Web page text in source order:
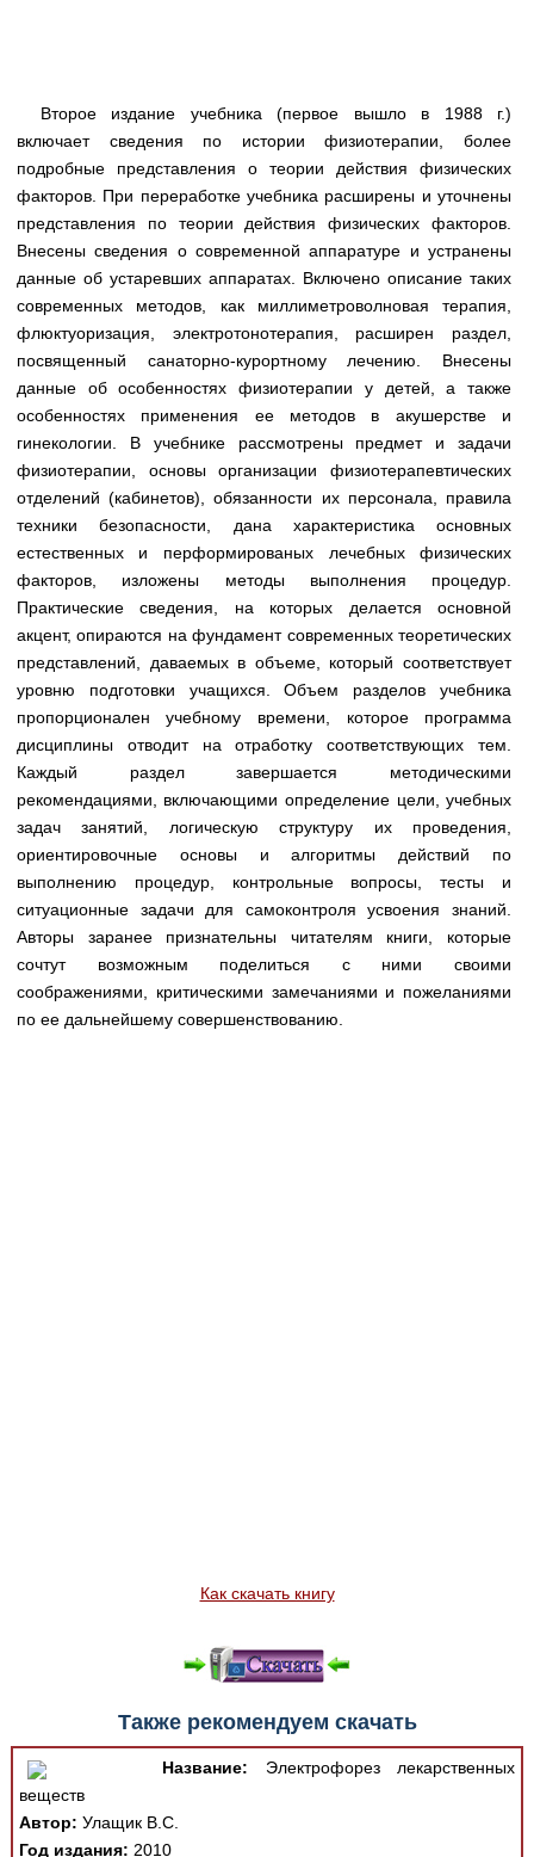
Второе издание учебника (первое вышло в 1988 г.)
включает сведения по истории физиотерапии, более
подробные представления о теории действия физических
факторов. При переработке учебника расширены и уточнены
представления по теории действия физических факторов.
Внесены сведения о современной аппаратуре и устранены
данные об устаревших аппаратах. Включено описание таких
современных методов, как миллиметроволновая терапия,
флюктуоризация, электротонотерапия, расширен раздел,
посвященный санаторно-курортному лечению. Внесены
данные об особенностях физиотерапии у детей, а также
особенностях применения ее методов в акушерстве и
гинекологии. В учебнике рассмотрены предмет и задачи
физиотерапии, основы организации физиотерапевтических
отделений (кабинетов), обязанности их персонала, правила
техники безопасности, дана характеристика основных
естественных и перформированых лечебных физических
факторов, изложены методы выполнения процедур.
Практические сведения, на которых делается основной
акцент, опираются на фундамент современных теоретических
представлений, даваемых в объеме, который соответствует
уровню подготовки учащихся. Объем разделов учебника
пропорционален учебному времени, которое программа
дисциплины отводит на отработку соответствующих тем.
Каждый раздел завершается методическими
рекомендациями, включающими определение цели, учебных
задач занятий, логическую структуру их проведения,
ориентировочные основы и алгоритмы действий по
выполнению процедур, контрольные вопросы, тесты и
ситуационные задачи для самоконтроля усвоения знаний.
Авторы заранее признательны читателям книги, которые
сочтут возможным поделиться с ними своими
соображениями, критическими замечаниями и пожеланиями
по ее дальнейшему совершенствованию.
Как скачать книгу
Также рекомендуем скачать
Название: Электрофорез лекарственных
веществ
Автор: Улащик В.С.
Год издания: 2010